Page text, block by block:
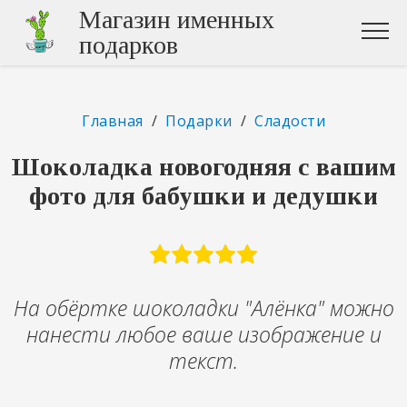
Магазин именных
подарков
Главная / Подарки / Сладости
Шоколадка новогодняя с вашим
фото для бабушки и дедушки
На обёртке шоколадки "Алёнка" можно
нанести любое ваше изображение и
текст.